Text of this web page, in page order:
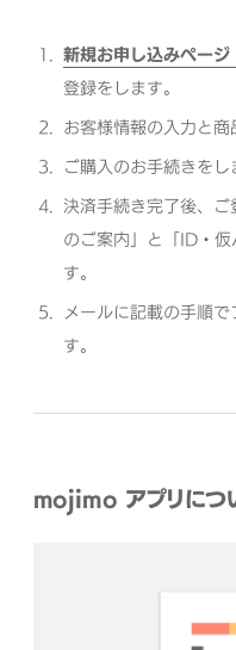
新規お申し込みページ
登録をします。
お客様情報の入力と商
ご購入のお手続きをし
決済手続き完了後、
のご案内」と「ID・
す。
メールに記載の手順
す。
mojimo アプリにつ